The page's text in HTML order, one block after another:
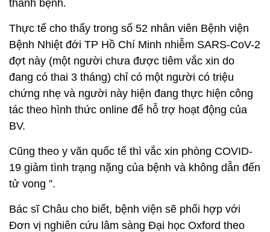
thành bệnh.
Thực tế cho thấy trong số 52 nhân viên Bệnh viện
Bệnh Nhiệt đới TP Hồ Chí Minh nhiễm SARS-CoV-2
đợt này (một người chưa được tiêm vắc xin do
đang có thai 3 tháng) chỉ có một người có triệu
chứng nhẹ và người này hiện đang thực hiện công
tác theo hình thức online để hỗ trợ hoạt động của
BV.
Cũng theo y văn quốc tế thì vắc xin phòng COVID-
19 giảm tình trạng nặng của bệnh và không dẫn đến
tử vong ”.
Bác sĩ Châu cho biết, bệnh viện sẽ phối hợp với
Đơn vị nghiên cứu lâm sàng Đại học Oxford theo